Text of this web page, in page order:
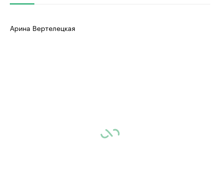
Арина Вертелецкая